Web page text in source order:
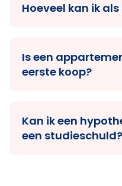
Hoeveel kan ik
Is een
eerste koop?
Kan ik een
een studieschuld?